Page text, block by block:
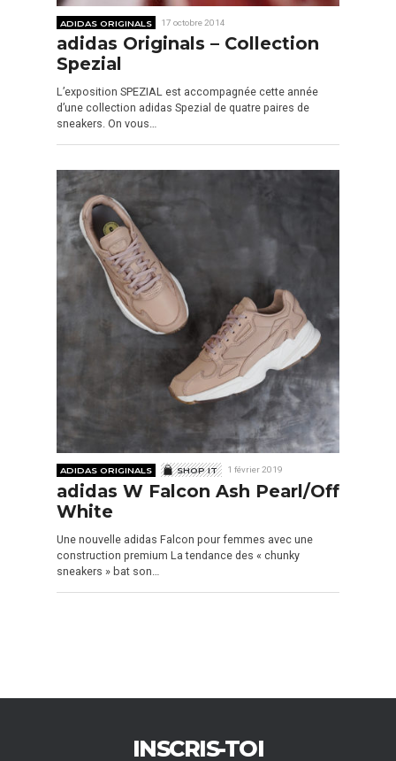
ADIDAS ORIGINALS 17 octobre 2014
adidas Originals – Collection
Spezial
L’exposition SPEZIAL est accompagnée cette année
d’une collection adidas Spezial de quatre paires de
sneakers. On vous…
ADIDAS ORIGINALS SHOP IT 1 février 2019
adidas W Falcon Ash Pearl/Off
White
Une nouvelle adidas Falcon pour femmes avec une
construction premium La tendance des « chunky
sneakers » bat son…
INSCRIS-TOI